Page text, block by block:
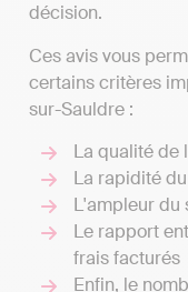
décision.
Ces avis vous
certains critères
sur-Sauldre :
La qualité de
La rapidité
L'ampleur du
Le rapport
frais facturés
Enfin, le